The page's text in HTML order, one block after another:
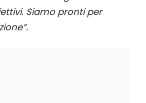
Siamo pronti per